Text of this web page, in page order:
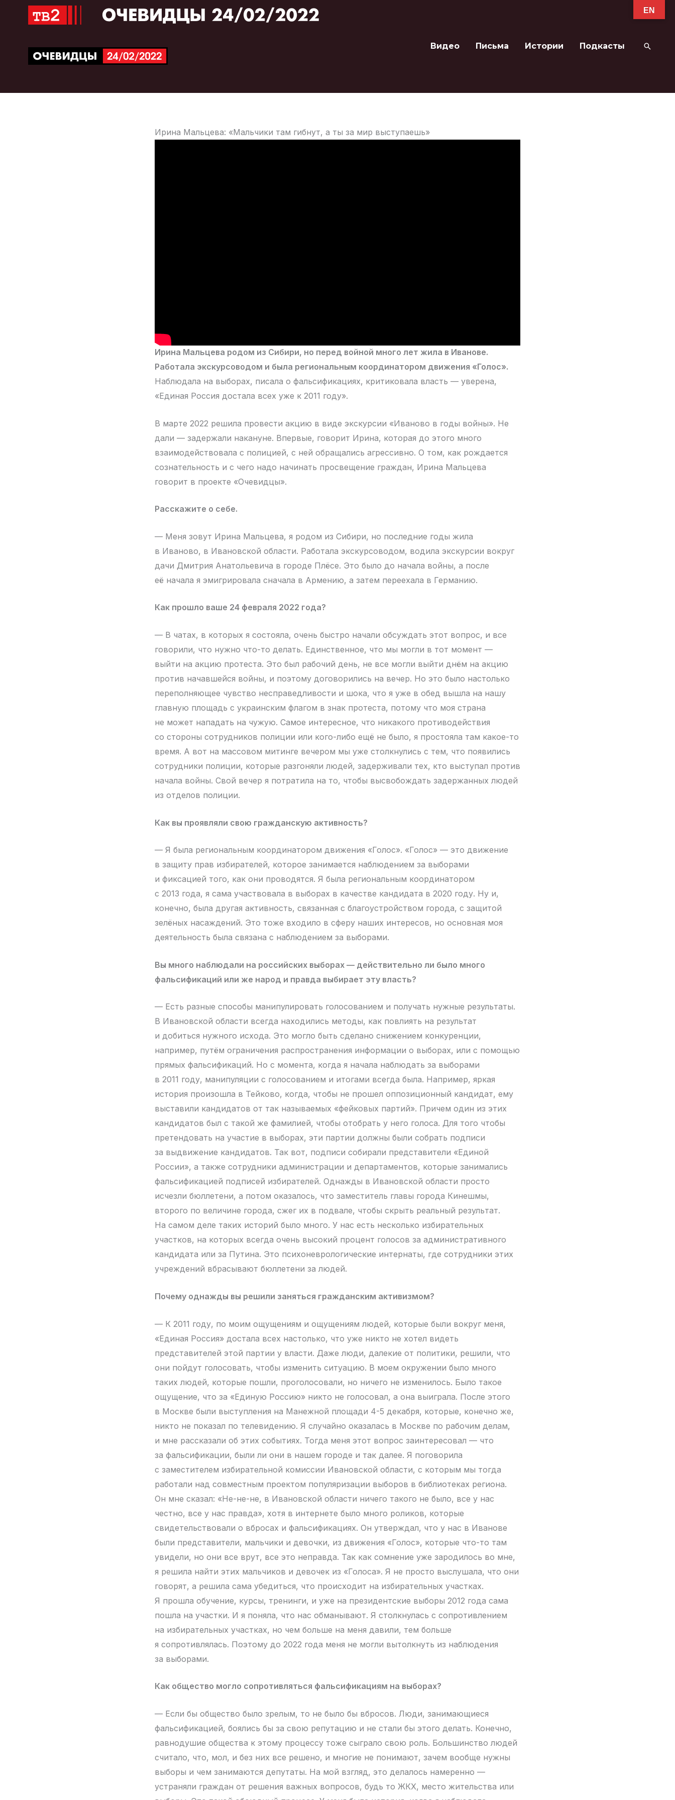
Перейти
Видео Письма Истории Подкасты Поиск
Ирина Мальцева: «Мальчики там гибнут, а ты за мир выступаешь»
Ирина Мальцева родом из Сибири, но перед войной много лет жила в Иванове.
Работала экскурсоводом и была региональным координатором движения «Голос».
Наблюдала на выборах, писала о фальсификациях, критиковала власть — уверена,
«Единая Россия достала всех уже к 2011 году».
В марте 2022 решила провести акцию в виде экскурсии «Иваново в годы войны». Не
дали — задержали накануне. Впервые, говорит Ирина, которая до этого много
взаимодействовала с полицией, с ней обращались агрессивно. О том, как рождается
сознательность и с чего надо начинать просвещение граждан, Ирина Мальцева
говорит в проекте «Очевидцы».
Расскажите о себе.
— Меня зовут Ирина Мальцева, я родом из Сибири, но последние годы жила
в Иваново, в Ивановской области. Работала экскурсоводом, водила экскурсии вокруг
дачи Дмитрия Анатольевича в городе Плёсе. Это было до начала войны, а после
её начала я эмигрировала сначала в Армению, а затем переехала в Германию.
Как прошло ваше 24 февраля 2022 года?
— В чатах, в которых я состояла, очень быстро начали обсуждать этот вопрос, и все
говорили, что нужно что-то делать. Единственное, что мы могли в тот момент —
выйти на акцию протеста. Это был рабочий день, не все могли выйти днём на акцию
против начавшейся войны, и поэтому договорились на вечер. Но это было настолько
переполняющее чувство несправедливости и шока, что я уже в обед вышла на нашу
главную площадь с украинским флагом в знак протеста, потому что моя страна
не может нападать на чужую. Самое интересное, что никакого противодействия
со стороны сотрудников полиции или кого-либо ещё не было, я простояла там какое-то
время. А вот на массовом митинге вечером мы уже столкнулись с тем, что появились
сотрудники полиции, которые разгоняли людей, задерживали тех, кто выступал против
начала войны. Свой вечер я потратила на то, чтобы высвобождать задержанных людей
из отделов полиции.
Как вы проявляли свою гражданскую активность?
— Я была региональным координатором движения «Голос». «Голос» — это движение
в защиту прав избирателей, которое занимается наблюдением за выборами
и фиксацией того, как они проводятся. Я была региональным координатором
с 2013 года, я сама участвовала в выборах в качестве кандидата в 2020 году. Ну и,
конечно, была другая активность, связанная с благоустройством города, с защитой
зелёных насаждений. Это тоже входило в сферу наших интересов, но основная моя
деятельность была связана с наблюдением за выборами.
Вы много наблюдали на российских выборах — действительно ли было много
фальсификаций или же народ и правда выбирает эту власть?
— Есть разные способы манипулировать голосованием и получать нужные результаты.
В Ивановской области всегда находились методы, как повлиять на результат
и добиться нужного исхода. Это могло быть сделано снижением конкуренции,
например, путём ограничения распространения информации о выборах, или с помощью
прямых фальсификаций. Но с момента, когда я начала наблюдать за выборами
в 2011 году, манипуляции с голосованием и итогами всегда была. Например, яркая
история произошла в Тейково, когда, чтобы не прошел оппозиционный кандидат, ему
выставили кандидатов от так называемых «фейковых партий». Причем один из этих
кандидатов был с такой же фамилией, чтобы отобрать у него голоса. Для того чтобы
претендовать на участие в выборах, эти партии должны были собрать подписи
за выдвижение кандидатов. Так вот, подписи собирали представители «Единой
России», а также сотрудники администрации и департаментов, которые занимались
фальсификацией подписей избирателей. Однажды в Ивановской области просто
исчезли бюллетени, а потом оказалось, что заместитель главы города Кинешмы,
второго по величине города, сжег их в подвале, чтобы скрыть реальный результат.
На самом деле таких историй было много. У нас есть несколько избирательных
участков, на которых всегда очень высокий процент голосов за административного
кандидата или за Путина. Это психоневрологические интернаты, где сотрудники этих
учреждений вбрасывают бюллетени за людей.
Почему однажды вы решили заняться гражданским активизмом?
— К 2011 году, по моим ощущениям и ощущениям людей, которые были вокруг меня,
«Единая Россия» достала всех настолько, что уже никто не хотел видеть
представителей этой партии у власти. Даже люди, далекие от политики, решили, что
они пойдут голосовать, чтобы изменить ситуацию. В моем окружении было много
таких людей, которые пошли, проголосовали, но ничего не изменилось. Было такое
ощущение, что за «Единую Россию» никто не голосовал, а она выиграла. После этого
в Москве были выступления на Манежной площади 4-5 декабря, которые, конечно же,
никто не показал по телевидению. Я случайно оказалась в Москве по рабочим делам,
и мне рассказали об этих событиях. Тогда меня этот вопрос заинтересовал — что
за фальсификации, были ли они в нашем городе и так далее. Я поговорила
с заместителем избирательной комиссии Ивановской области, с которым мы тогда
работали над совместным проектом популяризации выборов в библиотеках региона.
Он мне сказал: «Не-не-не, в Ивановской области ничего такого не было, все у нас
честно, все у нас правда», хотя в интернете было много роликов, которые
свидетельствовали о вбросах и фальсификациях. Он утверждал, что у нас в Иванове
были представители, мальчики и девочки, из движения «Голос», которые что-то там
увидели, но они все врут, все это неправда. Так как сомнение уже зародилось во мне,
я решила найти этих мальчиков и девочек из «Голоса». Я не просто выслушала, что они
говорят, а решила сама убедиться, что происходит на избирательных участках.
Я прошла обучение, курсы, тренинги, и уже на президентские выборы 2012 года сама
пошла на участки. И я поняла, что нас обманывают. Я столкнулась с сопротивлением
на избирательных участках, но чем больше на меня давили, тем больше
я сопротивлялась. Поэтому до 2022 года меня не могли вытолкнуть из наблюдения
за выборами.
Как общество могло сопротивляться фальсификациям на выборах?
— Если бы общество было зрелым, то не было бы вбросов. Люди, занимающиеся
фальсификацией, боялись бы за свою репутацию и не стали бы этого делать. Конечно,
равнодушие общества к этому процессу тоже сыграло свою роль. Большинство людей
считало, что, мол, и без них все решено, и многие не понимают, зачем вообще нужны
выборы и чем занимаются депутаты. На мой взгляд, это делалось намеренно —
устраняли граждан от решения важных вопросов, будь то ЖКХ, место жительства или
EN